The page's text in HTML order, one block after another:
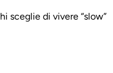
sceglie di vivere “slow”